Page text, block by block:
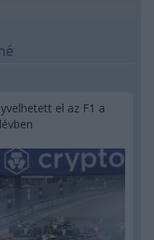
el az F1 a